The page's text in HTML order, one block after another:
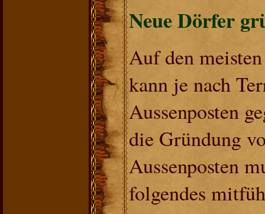
Neue Dörfer
Auf den
kann je nach
Aussenposten
die Gründung
Aussenposten
folgendes